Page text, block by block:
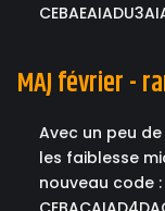
MAJ février -
Avec un peu
les faiblesse
nouveau code :